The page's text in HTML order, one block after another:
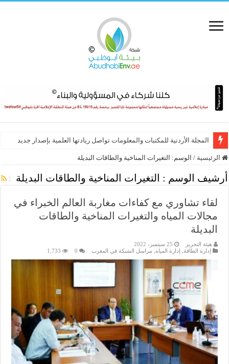
المجلة الأردنية للمكتبات والمعلومات تواصل ريادتها العلمية بإصدار جديد
الرئيسية / الوسم: التغيرات المناخية والطاقات البديلة
أرشيف الوسم : التغيرات المناخية والطاقات البديلة
لقاء تشاوري مع كفاءات مغاربة العالم الخبراء في
مجالات المياه والتغيرات المناخية والطاقات
البديلة
هيئة التحرير
25 سبتمبر، 2022
إدارة الطاقة
إدارة المياه, مراسل الشبكة في المغرب 0
1,733